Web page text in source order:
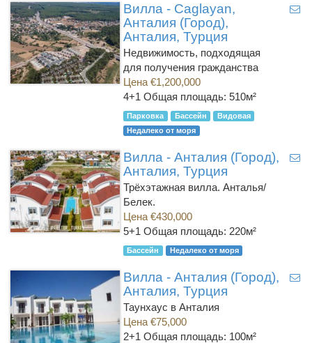
Вилла - Caglayan,
Анталия (Город),
Анталия, Турция
Недвижимость, подходящая
для получения гражданства
Цена €1,200,000
4+1 Общая площадь: 510м²
Парковка Бассейн
Видовая
Недалеко от моря
Вилла - Анталия (Город),
Анталия, Турция
Трёхэтажная вилла. Анталья/
Белек.
Цена €430,000
5+1 Общая площадь: 220м²
Бассейн Недалеко от моря
Вилла - Анталия (Город),
Анталия, Турция
Таунхаус в Анталия
Цена €75,000
2+1 Общая площадь: 100м²